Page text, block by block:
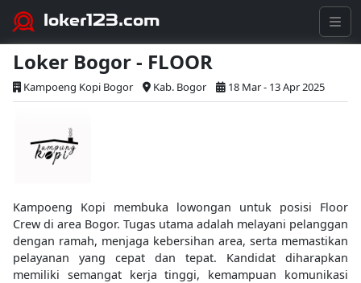
loker123.com
Loker Bogor - FLOOR
Kampoeng Kopi Bogor Kab. Bogor 18 Mar - 13 Apr 2025
Kampoeng Kopi membuka lowongan untuk posisi Floor
Crew di area Bogor. Tugas utama adalah melayani pelanggan
dengan ramah, menjaga kebersihan area, serta memastikan
pelayanan yang cepat dan tepat. Kandidat diharapkan
memiliki semangat kerja tinggi, kemampuan komunikasi